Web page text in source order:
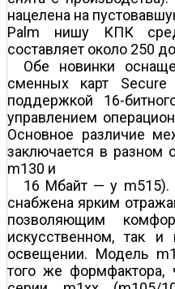
нацелена на
Palm нишу КПК
составляет около 250
Обе новинки
сменных карт
поддержкой 16-
управлением
Основное различие
заключается в разном
m130 и
16 Мбайт — у m515).
снабжена ярким
позволяющим
искусственном, так
освещении. Модель
того же